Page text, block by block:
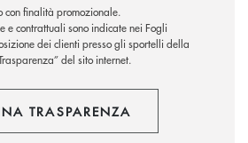
finalità promozionale.
e contrattuali sono indicate nei Fogli
dei clienti presso gli sportelli della
del sito internet.
TRASPARENZA